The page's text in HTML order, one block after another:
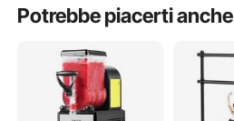
Potrebbe piacerti anche